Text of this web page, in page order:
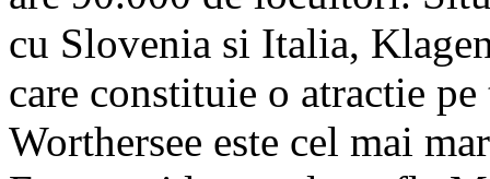
cu Slovenia si Italia,
care constituie o atractie
Worthersee este cel mai